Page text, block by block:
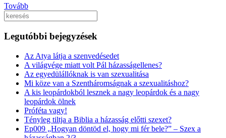
Tovább
Keresés
Legutóbbi bejegyzések
Az Atya látja a szenvedésedet
A világvége miatt volt Pál házasságellenes?
Az egyedülállóknak is van szexualitása
Mi köze van a Szentháromságnak a szexualitáshoz?
A kis leopárdokból lesznek a nagy leopárdok és a nagy
leopárdok ölnek
Próféta vagy!
Tényleg tiltja a Biblia a házasság előtti szexet?
Ep009 „Hogyan döntöd el, hogy mi fér bele?” – Szex a